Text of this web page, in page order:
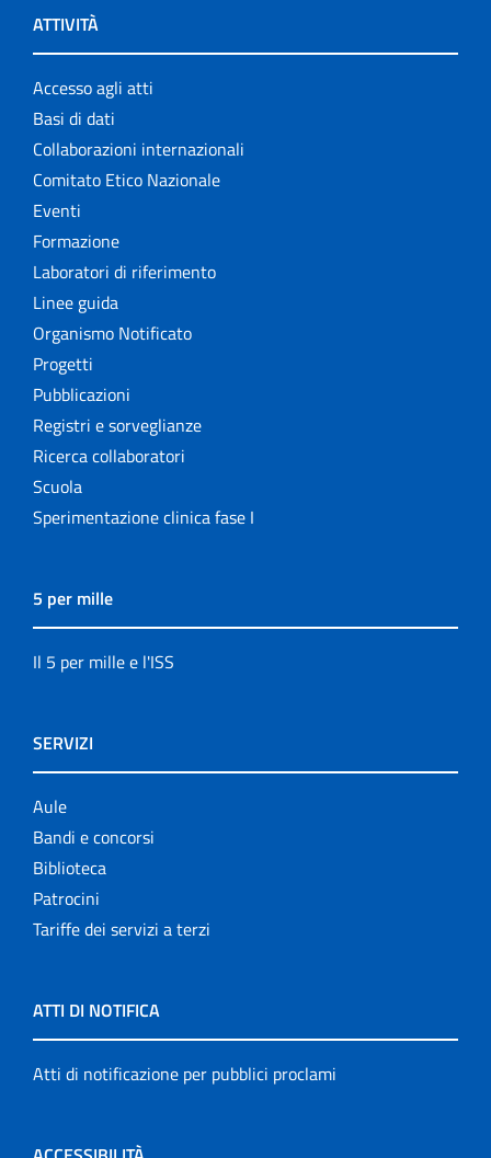
ATTIVITÀ
Accesso agli atti
Basi di dati
Collaborazioni internazionali
Comitato Etico Nazionale
Eventi
Formazione
Laboratori di riferimento
Linee guida
Organismo Notificato
Progetti
Pubblicazioni
Registri e sorveglianze
Ricerca collaboratori
Scuola
Sperimentazione clinica fase I
5 per mille
Il 5 per mille e l'ISS
SERVIZI
Aule
Bandi e concorsi
Biblioteca
Patrocini
Tariffe dei servizi a terzi
ATTI DI NOTIFICA
Atti di notificazione per pubblici proclami